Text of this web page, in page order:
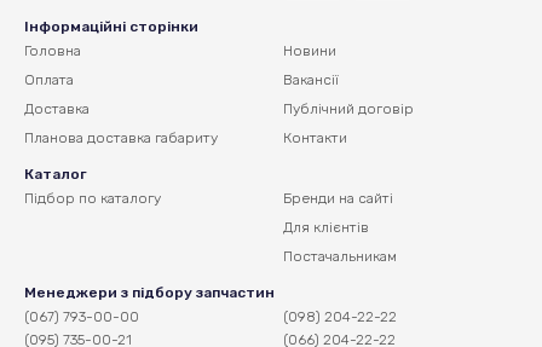
Інформаційні сторінки
Головна
Оплата
Доставка
Планова доставка габариту
Новини
Вакансії
Публічний договір
Контакти
Каталог
Підбор по каталогу
Бренди на сайті
Для клієнтів
Постачальникам
Менеджери з підбору запчастин
(067) 793-00-00
(095) 735-00-21
(098) 204-22-22
(066) 204-22-22